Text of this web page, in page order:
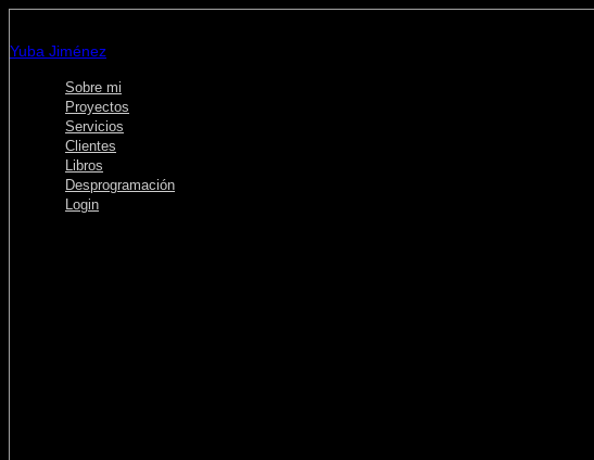
ir
contenido
Yuba Jiménez
Sobre mi
Proyectos
Servicios
Clientes
Libros
Desprogramación
Login